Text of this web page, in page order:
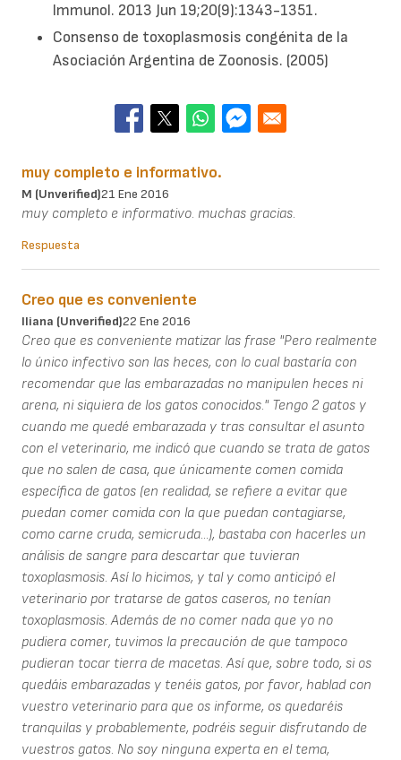
Immunol. 2013 Jun 19;20(9):1343-1351.
Consenso de toxoplasmosis congénita de la
Asociación Argentina de Zoonosis. (2005)
muy completo e informativo.
M (unverified)21 Ene 2016
muy completo e informativo. muchas gracias.
Respuesta
Creo que es conveniente
Iliana (unverified)22 Ene 2016
Creo que es conveniente matizar las frase "Pero realmente
lo único infectivo son las heces, con lo cual bastaría con
recomendar que las embarazadas no manipulen heces ni
arena, ni siquiera de los gatos conocidos." Tengo 2 gatos y
cuando me quedé embarazada y tras consultar el asunto
con el veterinario, me indicó que cuando se trata de gatos
que no salen de casa, que únicamente comen comida
específica de gatos (en realidad, se refiere a evitar que
puedan comer comida con la que puedan contagiarse,
como carne cruda, semicruda...), bastaba con hacerles un
análisis de sangre para descartar que tuvieran
toxoplasmosis. Así lo hicimos, y tal y como anticipó el
veterinario por tratarse de gatos caseros, no tenían
toxoplasmosis. Además de no comer nada que yo no
pudiera comer, tuvimos la precaución de que tampoco
pudieran tocar tierra de macetas. Así que, sobre todo, si os
quedáis embarazadas y tenéis gatos, por favor, hablad con
vuestro veterinario para que os informe, os quedaréis
tranquilas y probablemente, podréis seguir disfrutando de
vuestros gatos. No soy ninguna experta en el tema,